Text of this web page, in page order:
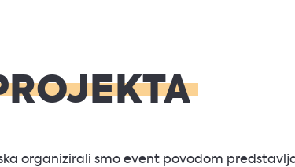
organizirali smo event povodom